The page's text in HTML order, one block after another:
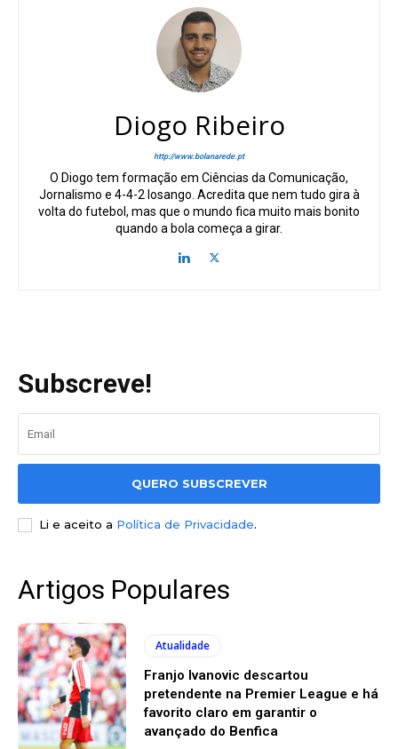
Diogo Ribeiro
http://www.bolanarede.pt
O Diogo tem formação em Ciências da Comunicação,
Jornalismo e 4-4-2 losango. Acredita que nem tudo gira à
volta do futebol, mas que o mundo fica muito mais bonito
quando a bola começa a girar.
Subscreve!
QUERO SUBSCREVER
Li e aceito a Política de Privacidade.
Artigos Populares
Atualidade
Franjo Ivanovic descartou
pretendente na Premier League e há
favorito claro em garantir o
avançado do Benfica